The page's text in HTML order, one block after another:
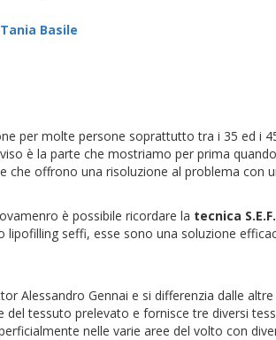
Basile
per molte persone soprattutto tra i 35 ed i
è la parte che mostriamo per prima
che offrono una risoluzione al problema con
è possibile ricordare la tecnica
seffi, esse sono una soluzione
Alessandro Gennai e si differenzia dalle
del tessuto prelevato e fornisce tre diversi
nelle varie aree del volto con